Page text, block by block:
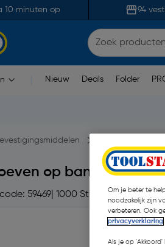
10 minuten op 94
Nieuw Deals Folder
op band fijn draad
59469 | 1000 Stuks
Om je beter te
noodzakelijk zijn
verbeteren. Ook
privacyverklaring
Als je op